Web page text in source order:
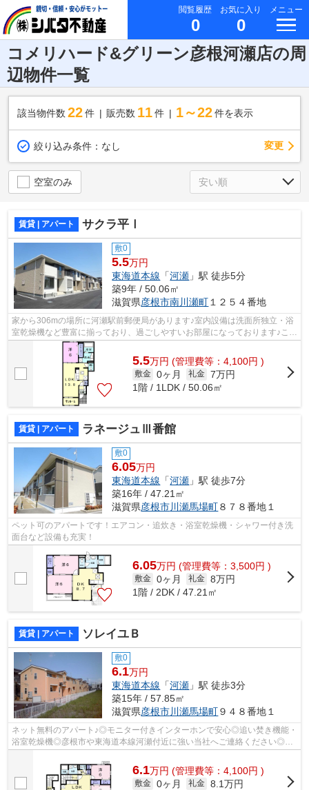
閲覧履歴
0
お気に入り
0
メニュー
コメリハード&グリーン彦根河瀬店の周
辺物件一覧
該当物件数 22件 販売数 11 件 1～22 件を表示
絞り込み条件： なし 変更
空室のみ
賃貸 | アパート サクラ平Ⅰ
敷0
5.5万円
東海道本線 「河瀬 」駅 徒歩5分
築9年 / 50.06㎡
滋賀県彦根市南川瀬町１２５４番地
家から306mの場所に河瀬駅前郵便局があります♪室内設備は洗面所独立・浴
室乾燥機など豊富に揃っており、過ごしやすいお部屋になっております♪こだ
わりのある住まいを探している方、当...
5.5万円 (管理費等：4,100円 )
敷金 0ヶ月 礼金 7万円
1階 / 1LDK / 50.06㎡
賃貸 | アパート ラネージュⅢ番館
敷0
6.05万円
東海道本線 「河瀬 」駅 徒歩7分
築16年 / 47.21㎡
滋賀県彦根市川瀬馬場町８７８番地１
ペット可のアパートです！エアコン・追炊き・浴室乾燥機・シャワー付き洗
面台など設備も充実！
6.05万円 (管理費等：3,500円 )
敷金 0ヶ月 礼金 8万円
1階 / 2DK / 47.21㎡
賃貸 | アパート ソレイユＢ
敷0
6.1万円
東海道本線 「河瀬 」駅 徒歩3分
築15年 / 57.85㎡
滋賀県彦根市川瀬馬場町９４８番地１
ネット無料のアパート♪◎モニター付きインターホンで安心◎追い焚き機能・
浴室乾燥機◎彦根市や東海道本線河瀬付近に強い当社へご連絡ください◎信
6.1万円 (管理費等：4,100円 )
敷金 0ヶ月 礼金 8.1万円